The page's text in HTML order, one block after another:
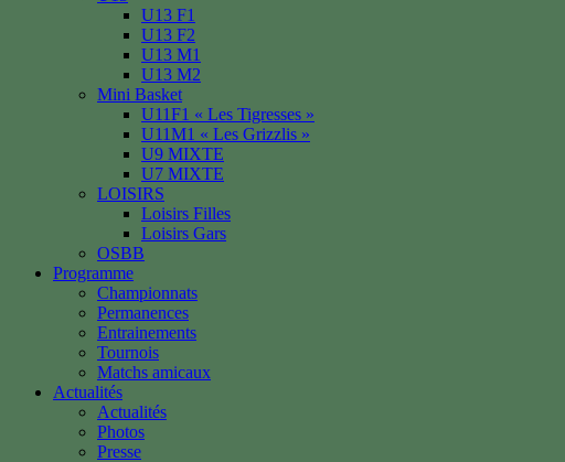
U13 F1
U13 F2
U13 M1
U13 M2
Mini Basket
U11F1 « Les Tigresses »
U11M1 « Les Grizzlis »
U9 MIXTE
U7 MIXTE
LOISIRS
Loisirs Filles
Loisirs Gars
OSBB
Programme
Championnats
Permanences
Entrainements
Tournois
Matchs amicaux
Actualités
Actualités
Photos
Presse